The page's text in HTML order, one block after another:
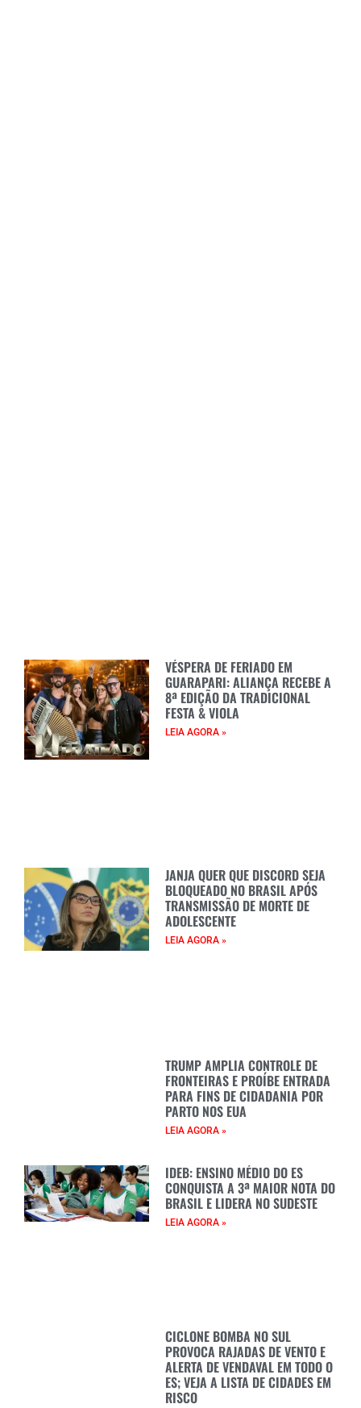
VÉSPERA DE FERIADO EM
GUARAPARI: ALIANÇA RECEBE A
8ª EDIÇÃO DA TRADICIONAL
FESTA & VIOLA
LEIA AGORA »
JANJA QUER QUE DISCORD SEJA
BLOQUEADO NO BRASIL APÓS
TRANSMISSÃO DE MORTE DE
ADOLESCENTE
LEIA AGORA »
TRUMP AMPLIA CONTROLE DE
FRONTEIRAS E PROÍBE ENTRADA
PARA FINS DE CIDADANIA POR
PARTO NOS EUA
LEIA AGORA »
IDEB: ENSINO MÉDIO DO ES
CONQUISTA A 3ª MAIOR NOTA DO
BRASIL E LIDERA NO SUDESTE
LEIA AGORA »
CICLONE BOMBA NO SUL
PROVOCA RAJADAS DE VENTO E
ALERTA DE VENDAVAL EM TODO O
ES; VEJA A LISTA DE CIDADES EM
RISCO